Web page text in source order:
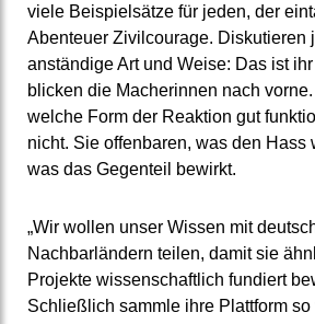
viele Beispielsätze für jeden, der
Abenteuer Zivilcourage. Diskutieren
anständige Art und Weise: Das ist
blicken die Macherinnen nach
welche Form der Reaktion gut
nicht. Sie offenbaren, was den Hass
was das Gegenteil bewirkt.
„Wir wollen unser Wissen mit
Nachbarländern teilen, damit sie
Projekte wissenschaftlich fundiert
Schließlich sammle ihre Plattform